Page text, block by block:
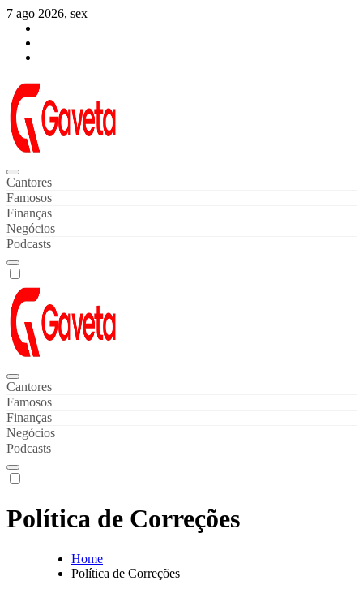
Skip
content
7 ago 2026, sex
Gaveta de Notícias
Notícias de Celebridades & Famosos
Cantores
Famosos
Finanças
Negócios
Podcasts
Gaveta de Notícias
Notícias de Celebridades & Famosos
Cantores
Famosos
Finanças
Negócios
Podcasts
Política de Correções
Home
Política de Correções